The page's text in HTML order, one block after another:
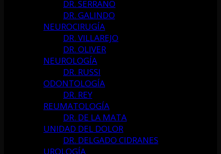
DR. SERRANO
DR. GALINDO
NEUROCIRUGÍA
DR. VILLAREJO
DR. OLIVER
NEUROLOGÍA
DR. RUSSI
ODONTOLOGÍA
DR. REY
REUMATOLOGÍA
DR. DE LA MATA
UNIDAD DEL DOLOR
DR. DELGADO CIDRANES
UROLOGÍA